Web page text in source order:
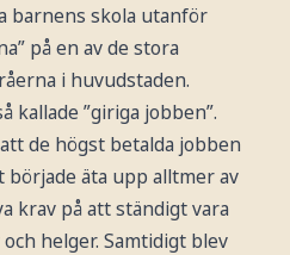
barnens skola utanför
på en av de stora
i huvudstaden.
kallade ”giriga jobben”.
de högst betalda jobben
äta upp alltmer av
krav på att ständigt vara
helger. Samtidigt blev